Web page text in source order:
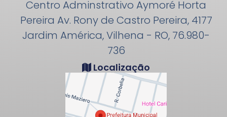
Centro Adminstrativo Aymoré Horta
Pereira Av. Rony de Castro Pereira, 4177
Jardim América, Vilhena - RO, 76.980-
736
Localização